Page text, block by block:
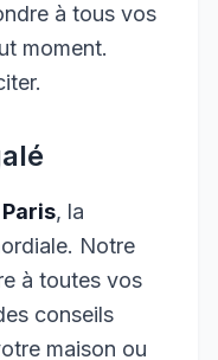
à tous vos
moment.
, la
Notre
à toutes vos
conseils
maison ou